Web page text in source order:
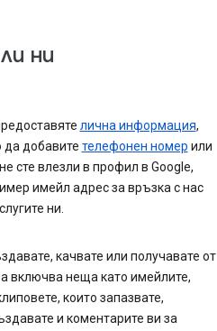
ни
лична информация,
добавите телефонен номер или
сте влезли в профил в Google,
имейл адрес за връзка с нас
ни.
качвате или получавате от
включва неща като имейлите,
които запазвате,
и коментарите ви за